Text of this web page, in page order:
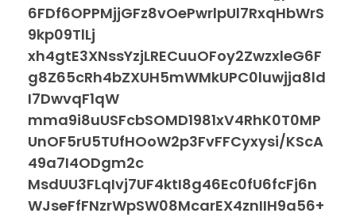
6FDf6OPPMjjGFz8vOePwrlpUl7RxqHbWrS
9kp09TlLj
xh4gtE3XNssYzjLRECuuOFoy2ZwzxleG6F
g8Z65cRh4bZXUH5mWMkUPC0luwjja8ld
I7DwvqF1qW
mma9i8uUSFcbSOMD1981xV4RhK0T0MP
UnOF5rU5TUfHOoW2p3FvFFCyxysi/KScA
49a7I4ODgm2c
MsdUU3FLqIvj7UF4ktI8g46Ec0fU6fcFj6n
WJseFfFNzrWpSW08McarEX4znIIH9a56+